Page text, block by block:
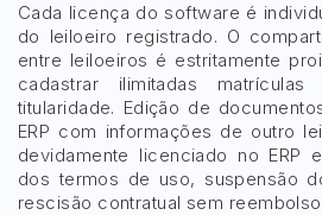
Cada licença do software é
do leiloeiro registrado. O
entre leiloeiros é estritamente
cadastrar ilimitadas
titularidade. Edição de
ERP com informações de outro
devidamente licenciado no ERP
dos termos de uso, suspensão
rescisão contratual sem